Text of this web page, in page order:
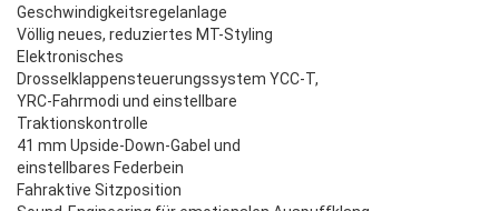
Geschwindigkeitsregelanlage
Völlig neues, reduziertes MT-Styling
Elektronisches
Drosselklappensteuerungssystem YCC-T,
YRC-Fahrmodi und einstellbare
Traktionskontrolle
41 mm Upside-Down-Gabel und
einstellbares Federbein
Fahraktive Sitzposition